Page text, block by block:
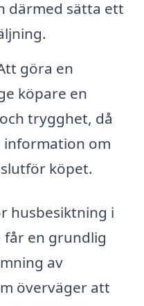
därmed sätta ett
göra en
köpare en
trygghet, då
information om
köpet.
husbesiktning i
får en grundlig
av
överväger att